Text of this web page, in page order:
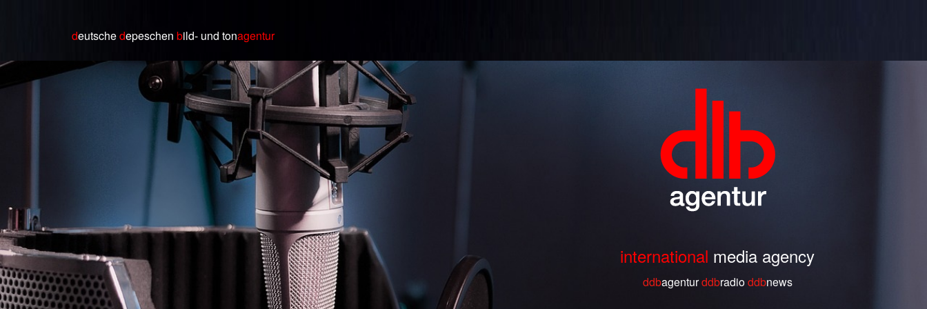
deutschedepeschen bild- und tonagentur
international media agency
ddbagenturddbradioddbnews